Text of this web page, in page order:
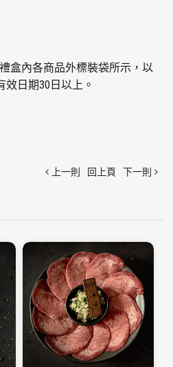
盒內各商品外標裝袋所示，以
日期30日以上。
上一則 回上頁 下一則